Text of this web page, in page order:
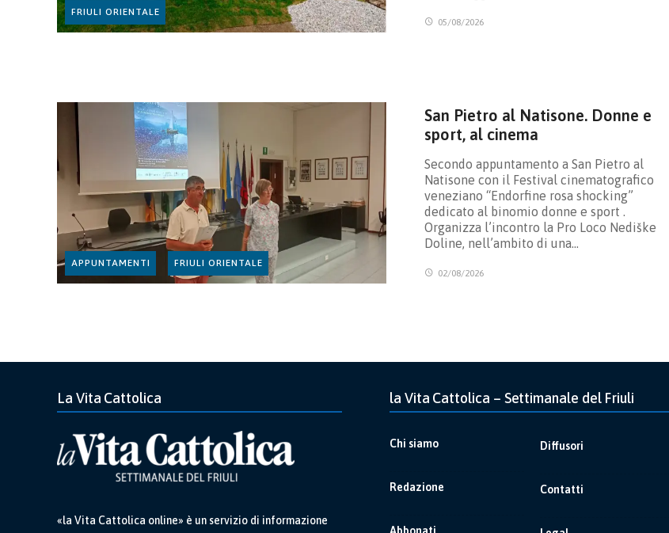
FRIULI ORIENTALE
05/08/2026
APPUNTAMENTI FRIULI ORIENTALE
San Pietro al Natisone. Donne e
sport, al cinema
Secondo appuntamento a San Pietro al
Natisone con il Festival cinematografico
veneziano “Endorfine rosa shocking”
dedicato al binomio donne e sport .
Organizza l’incontro la Pro Loco Nediške
Doline, nell’ambito di una…
02/08/2026
La Vita Cattolica
«la Vita Cattolica online» è un servizio di informazione
la Vita Cattolica – Settimanale del Friuli
Chi siamo
Redazione
Diffusori
Contatti